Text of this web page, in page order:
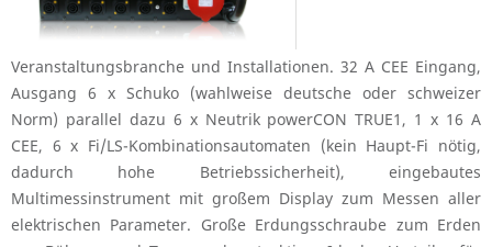
Veranstaltungsbranche und Installationen. 32 A CEE Eingang,
Ausgang 6 x Schuko (wahlweise deutsche oder schweizer
Norm) parallel dazu 6 x Neutrik powerCON TRUE1, 1 x 16 A
CEE, 6 x Fi/LS-Kombinationsautomaten (kein Haupt-Fi nötig,
dadurch hohe Betriebssicherheit), eingebautes
Multimessinstrument mit großem Display zum Messen aller
elektrischen Parameter. Große Erdungsschraube zum Erden